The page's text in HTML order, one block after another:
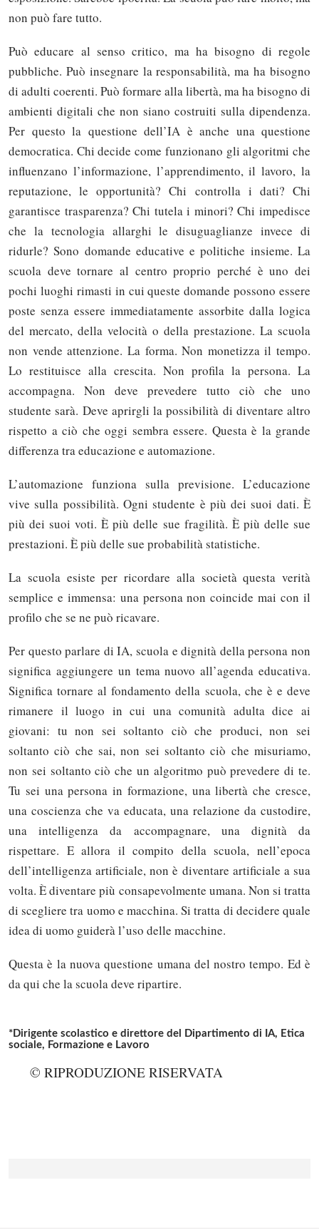
non può fare tutto.
Può educare al senso critico, ma ha bisogno di regole
pubbliche. Può insegnare la responsabilità, ma ha bisogno
di adulti coerenti. Può formare alla libertà, ma ha bisogno di
ambienti digitali che non siano costruiti sulla dipendenza.
Per questo la questione dell’IA è anche una questione
democratica. Chi decide come funzionano gli algoritmi che
influenzano l’informazione, l’apprendimento, il lavoro, la
reputazione, le opportunità? Chi controlla i dati? Chi
garantisce trasparenza? Chi tutela i minori? Chi impedisce
che la tecnologia allarghi le disuguaglianze invece di
ridurle? Sono domande educative e politiche insieme. La
scuola deve tornare al centro proprio perché è uno dei
pochi luoghi rimasti in cui queste domande possono essere
poste senza essere immediatamente assorbite dalla logica
del mercato, della velocità o della prestazione. La scuola
non vende attenzione. La forma. Non monetizza il tempo.
Lo restituisce alla crescita. Non profila la persona. La
accompagna. Non deve prevedere tutto ciò che uno
studente sarà. Deve aprirgli la possibilità di diventare altro
rispetto a ciò che oggi sembra essere. Questa è la grande
differenza tra educazione e automazione.
L’automazione funziona sulla previsione. L’educazione
vive sulla possibilità. Ogni studente è più dei suoi dati. È
più dei suoi voti. È più delle sue fragilità. È più delle sue
prestazioni. È più delle sue probabilità statistiche.
La scuola esiste per ricordare alla società questa verità
semplice e immensa: una persona non coincide mai con il
profilo che se ne può ricavare.
Per questo parlare di IA, scuola e dignità della persona non
significa aggiungere un tema nuovo all’agenda educativa.
Significa tornare al fondamento della scuola, che è e deve
rimanere il luogo in cui una comunità adulta dice ai
giovani: tu non sei soltanto ciò che produci, non sei
soltanto ciò che sai, non sei soltanto ciò che misuriamo,
non sei soltanto ciò che un algoritmo può prevedere di te.
Tu sei una persona in formazione, una libertà che cresce,
una coscienza che va educata, una relazione da custodire,
una intelligenza da accompagnare, una dignità da
rispettare. E allora il compito della scuola, nell’epoca
dell’intelligenza artificiale, non è diventare artificiale a sua
volta. È diventare più consapevolmente umana. Non si tratta
di scegliere tra uomo e macchina. Si tratta di decidere quale
idea di uomo guiderà l’uso delle macchine.
Questa è la nuova questione umana del nostro tempo. Ed è
da qui che la scuola deve ripartire.
*Dirigente scolastico e direttore del Dipartimento di IA, Etica
sociale, Formazione e Lavoro
© RIPRODUZIONE RISERVATA